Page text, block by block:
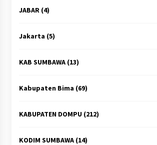
JABAR(4)
Jakarta (5)
KAB SUMBAWA(13)
Kabupaten Bima (69)
KABUPATEN DOMPU(212)
KODIM SUMBAWA(14)